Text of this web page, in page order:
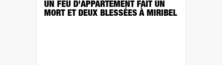
UN FEU D'APPARTEMENT FAIT UN
MORT ET DEUX BLESSÉES À MIRIBEL